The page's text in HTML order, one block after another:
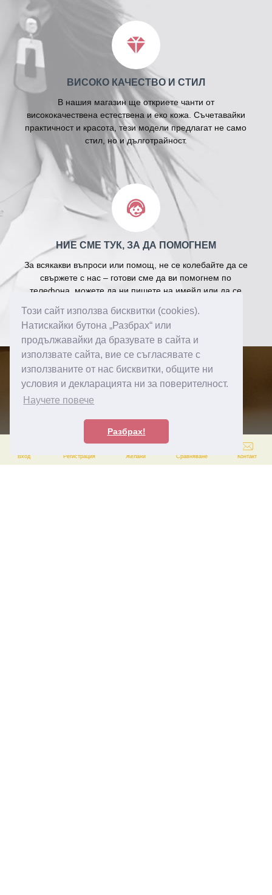
Този сайт използва бисквитки (cookies).
Натискайки бутона „Разбрах“ или
продължавайки да бразувате в сайта и
използвате сайта, вие се съгласявате с
използваните от нас бисквитки, общите ни
условия и декларацията ни за поверителност.
Научете повече
Разбрах!
ВИСОКО КАЧЕСТВО И СТИЛ
В нашия магазин ще откриете чанти от
висококачествена естествена и еко кожа. Съчетавайки
практичност и красота, тези модели предлагат не само
стил, но и дълготрайност.
НИЕ СМЕ ТУК, ЗА ДА ПОМОГНЕМ
За всякакви въпроси или помощ, не се колебайте да се
свържете с нас – готови сме да ви помогнем по
телефона, можете да ни пишете на имейл или да се
Информация за доставка
Вход Регистрация Желани
0
Сравняване Контакт